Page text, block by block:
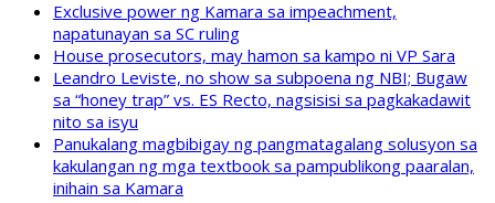
Exclusive power ng Kamara sa impeachment,
napatunayan sa SC ruling
House prosecutors, may hamon sa kampo ni VP Sara
Leandro Leviste, no show sa subpoena ng NBI; Bugaw
sa “honey trap” vs. ES Recto, nagsisisi sa pagkakadawit
nito sa isyu
Panukalang magbibigay ng pangmatagalang solusyon sa
kakulangan ng mga textbook sa pampublikong paaralan,
inihain sa Kamara